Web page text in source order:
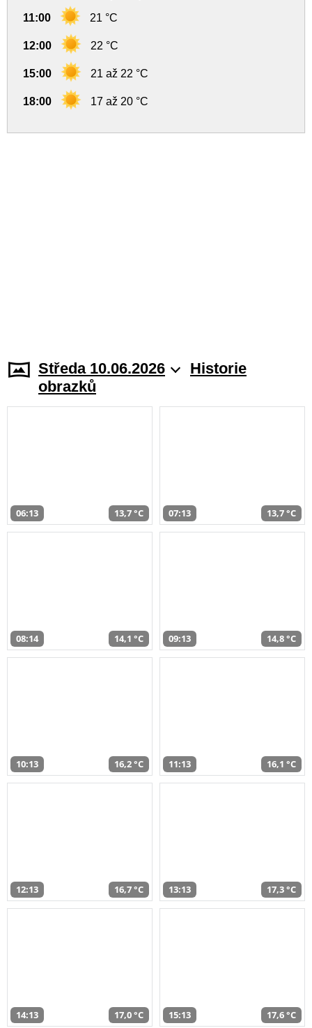
11:00 21 °C
12:00 22 °C
15:00 21 až 22 °C
18:00 17 až 20 °C
Středa 10.06.2026
Historie
obrazků
06:13 13,7 °C 07:13 13,7 °C
08:14 14,1 °C 09:13 14,8 °C
10:13 16,2 °C 11:13 16,1 °C
12:13 16,7 °C 13:13 17,3 °C
14:13 17,0 °C 15:13 17,6 °C